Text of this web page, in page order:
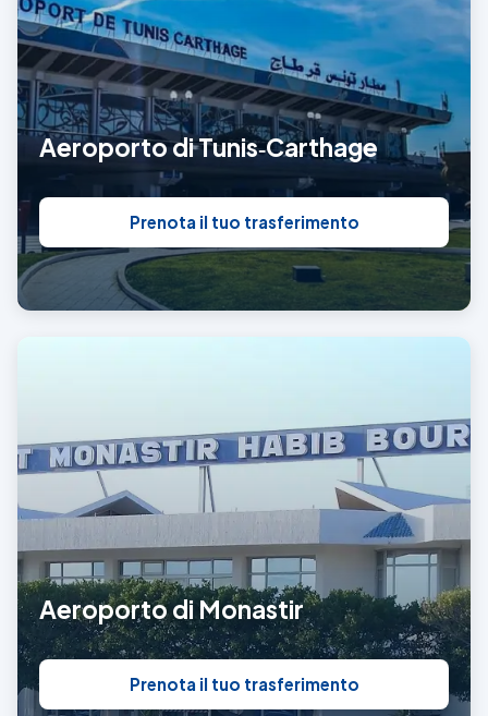
Aeroporto di Tunis‑Carthage
Prenota il tuo trasferimento
Aeroporto di Monastir
Prenota il tuo trasferimento